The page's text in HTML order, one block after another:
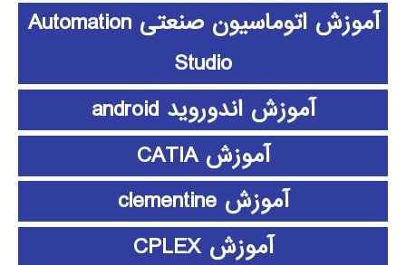
آموزش اتوماسیون صنعتی Automation
Studio
آموزش اندوروید android
آموزش CATIA
آموزش clementine
آموزش CPLEX